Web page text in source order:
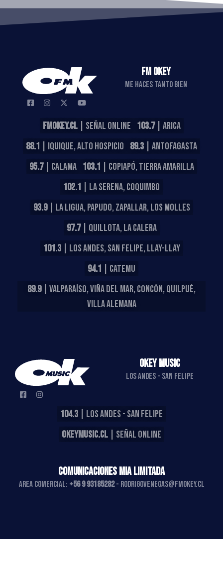
FM OKEY
ME HACES TANTO BIEN
FMOKEY.CL| SEÑAL ONLINE 103.7| ARICA
88.1 | IQUIQUE, ALTO HOSPICIO 89.3 | ANTOFAGASTA
95.7| CALAMA 103.1 | COPIAPÓ, TIERRA AMARILLA
102.1 | LA SERENA, COQUIMBO
93.9| LA LIGUA, PAPUDO, ZAPALLAR, LOS MOLLES
97.7| QUILLOTA, LA CALERA
101.3| LOS ANDES, SAN FELIPE, LLAY-LLAY
94.1 | CATEMU
89.9| VALPARAÍSO, VIÑA DEL MAR, CONCÓN, QUILPUÉ,
VILLA ALEMANA
OKEY MUSIC
LOS ANDES - SAN FELIPE
104.3 | LOS ANDES - SAN FELIPE
OKEYMUSIC.CL | SEÑAL ONLINE
COMUNICACIONES MIA LIMITADA
AREA COMERCIAL: +56 9 93185282- rodrigovenegas@fmokey.cl